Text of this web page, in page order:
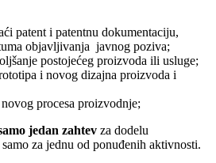
patent i patentnu dokumentaciju,
objavljivanja javnog poziva;
postojećeg proizvoda ili usluge;
i novog dizajna proizvoda i
procesa proizvodnje;
jedan zahtev za dodelu
za jednu od ponuđenih aktivnosti.